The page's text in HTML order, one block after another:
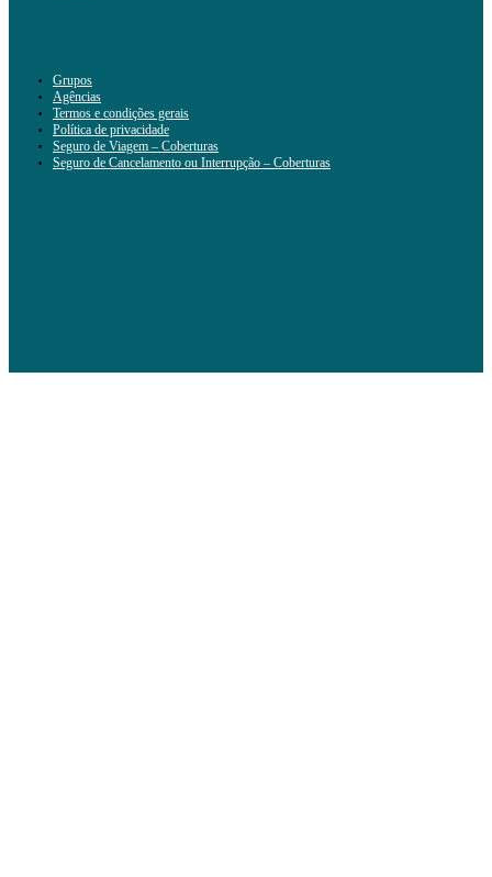
Grupos
Agências
Termos e condições gerais
Política de privacidade
Seguro de Viagem – Coberturas
Seguro de Cancelamento ou Interrupção – Coberturas